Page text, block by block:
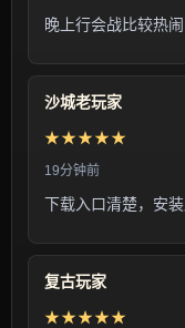
晚上行会战比较热
沙城老玩家
★★★★★
19分钟前
下载入口清楚，安
复古玩家
★★★★★